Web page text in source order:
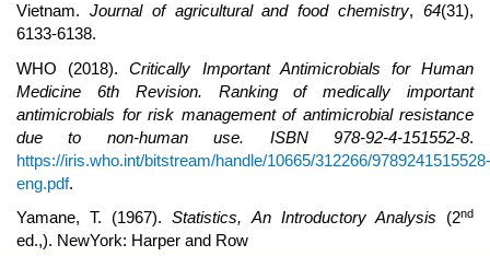
Vietnam. Journal of agricultural and food chemistry,64(31),
6133-6138.
WHO (2018).Critically Important Antimicrobials for Human
Medicine 6th Revision. Ranking of medically important
antimicrobials for risk management of antimicrobial resistance
due to non-human use. ISBN 978-92-4-151552-8.
https://iris.who.int/bitstream/handle/10665/312266/9789241515528-
eng.pdf.
Yamane, T. (1967).Statistics, An Introductory Analysis (2nd
ed.,). NewYork: Harper and Row